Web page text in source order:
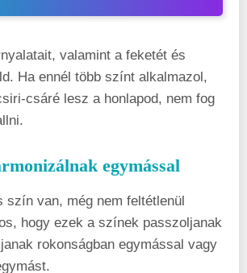
valamint a feketét és
Ha ennél több színt alkalmazol,
csáré lesz a honlapod, nem fog
egymással
szín van, még nem feltétlenül
hogy ezek a színek passzoljanak
rokonságban egymással vagy